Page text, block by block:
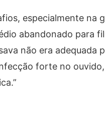
especialmente
abandonado para
não era adequada
forte no